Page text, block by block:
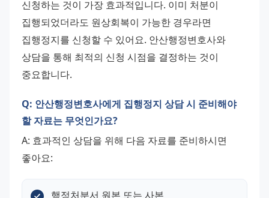
신청하는 것이 가장 효과적입니다. 이미 처분이
집행되었더라도 원상회복이 가능한 경우라면
집행정지를 신청할 수 있어요. 안산행정변호사와
상담을 통해 최적의 신청 시점을 결정하는 것이
중요합니다.
Q: 안산행정변호사에게 집행정지 상담 시 준비해야
할 자료는 무엇인가요?
A: 효과적인 상담을 위해 다음 자료를 준비하시면
좋아요:
행정처분서 원본 또는 사본